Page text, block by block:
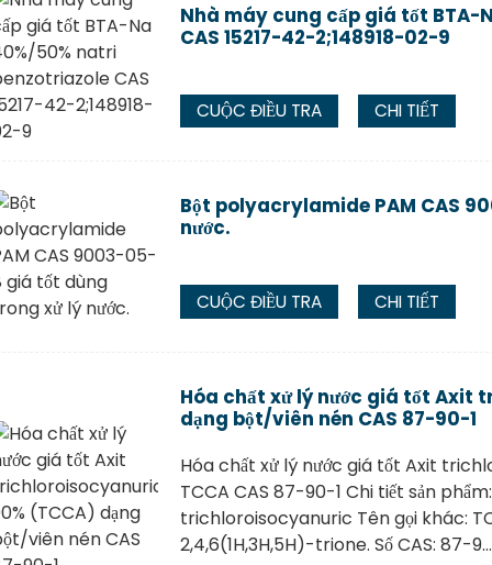
Nhà máy cung cấp giá tốt
CAS 15217-42-2;148918-02-9
CUỘC ĐIỀU TRA CHI TIẾT
Bột polyacrylamide PAM CAS
nước.
CUỘC ĐIỀU TRA CHI TIẾT
Hóa chất xử lý nước giá tốt Axit
dạng bột/viên nén CAS 87-90-1
Hóa chất xử lý nước giá tốt Axit
TCCA CAS 87-90-1 Chi tiết sản
trichloroisocyanuric Tên gọi khác:
2,4,6(1H,3H,5H)-trione. Số CAS: 87-9...